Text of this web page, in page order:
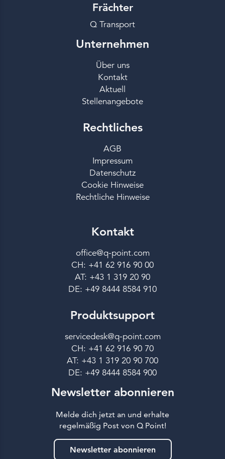
Frächter
Q Transport
Unternehmen
Über uns
Kontakt
Aktuell
Stellenangebote
Rechtliches
AGB
Impressum
Datenschutz
Cookie Hinweise
Rechtliche Hinweise
Kontakt
office@q-point.com
CH: +41 62 916 90 00
AT: +43 1 319 20 90
DE: +49 8444 8584 910
Produktsupport
servicedesk@q-point.com
CH: +41 62 916 90 70
AT: +43 1 319 20 90 700
DE: +49 8444 8584 900
Newsletter abonnieren
Melde dich jetzt an und erhalte
regelmäßig Post von Q Point!
Newsletter abonnieren